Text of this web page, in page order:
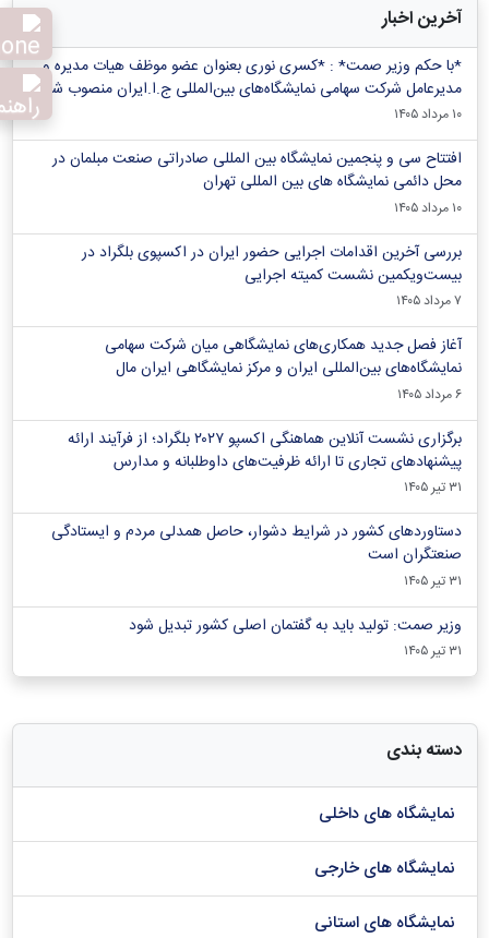
آخرین اخبار
*با حکم وزیر صمت* : *کسری نوری بعنوان عضو موظف هیات مدیره و
مدیرعامل شرکت سهامی نمایشگاه‌های بین‌المللی ج.ا.ایران منصوب شد*
۱۰ مرداد ۱۴۰۵
افتتاح سی و پنجمین نمایشگاه بین المللی صادراتی صنعت مبلمان در
محل دائمی نمایشگاه های بین المللی تهران
۱۰ مرداد ۱۴۰۵
بررسی آخرین اقدامات اجرایی حضور ایران در اکسپوی بلگراد در
بیست‌ویکمین نشست کمیته اجرایی
۷ مرداد ۱۴۰۵
آغاز فصل جدید همکاری‌های نمایشگاهی میان شرکت سهامی
نمایشگاه‌های بین‌المللی ایران و مرکز نمایشگاهی ایران‌ مال
۶ مرداد ۱۴۰۵
برگزاری نشست آنلاین هماهنگی اکسپو ۲۰۲۷ بلگراد؛ از فرآیند ارائه
پیشنهادهای تجاری تا ارائه ظرفیت‌های داوطلبانه و مدارس
۳۱ تیر ۱۴۰۵
دستاوردهای کشور در شرایط دشوار، حاصل همدلی مردم و ایستادگی
صنعتگران است
۳۱ تیر ۱۴۰۵
وزیر صمت: تولید باید به گفتمان اصلی کشور تبدیل شود
۳۱ تیر ۱۴۰۵
دسته بندی
نمایشگاه های داخلی
نمایشگاه های خارجی
نمایشگاه های استانی